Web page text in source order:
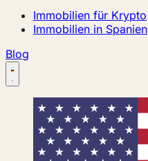
Immobilien für Krypto
Immobilien in Spanien
Blog